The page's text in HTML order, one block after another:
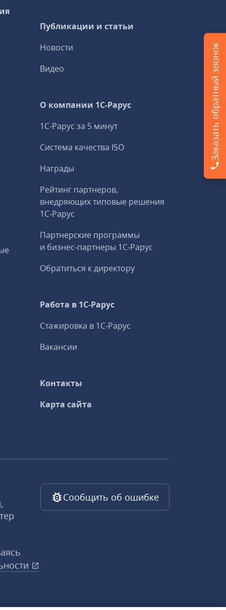
Публикации и статьи
Новости
Видео
О компании 1C-Рарус
1С-Рарус за 5 минут
Система качества ISO
Награды
Рейтинг партнеров,
внедряющих типовые решения
1С‑Рарус
Партнерские программы
и бизнес‑партнеры 1С‑Рарус
Обратиться к директору
Работа в 1С‑Рарус
Стажировка в 1С‑Рарус
Вакансии
Контакты
Карта сайта
Сообщить об ошибке
Заказать обратный звонок